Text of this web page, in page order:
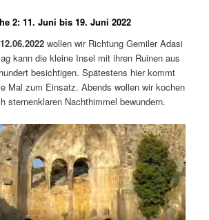
2: 11. Juni bis 19. Juni 2022
wollen wir Richtung Gemiler Adasi
kann die kleine Insel mit ihren Ruinen aus
besichtigen. Spätestens hier kommt
Mal zum Einsatz. Abends wollen wir kochen
sternenklaren Nachthimmel bewundern.